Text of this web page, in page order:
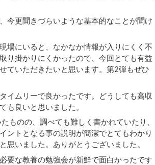
今更聞きづらいような基本的なことが聞け
場にいると、なかなか情報が入りにくく不
り掛かりにくかったので、今回とても有益
ていただきたいと思います。第2弾もぜひ
イムリーで良かったです。どうしても高収
も良いと思いました。
ものの、調べても難しく書かれていたり、
ントとなる事の説明が簡潔でとてもわかり
いました。ありがとうございました。
要な教養の勉強会が新鮮で面白かったです